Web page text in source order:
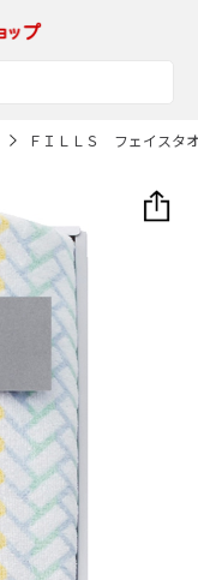
ＦＩＬＬＳ フェイスタ